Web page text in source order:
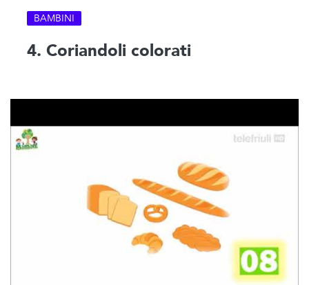
BAMBINI
4. Coriandoli colorati